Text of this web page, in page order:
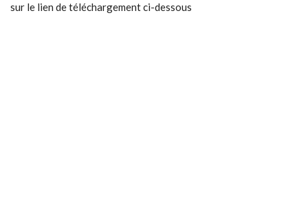
sur le lien de téléchargement ci-dessous